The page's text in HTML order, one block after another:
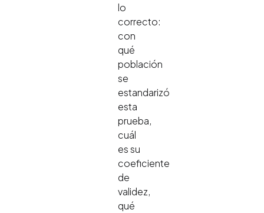
lo
correcto:
con
qué
población
se
estandarizó
esta
prueba,
cuál
es su
coeficiente
de
validez,
qué